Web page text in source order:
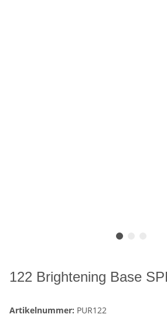
122 Brightening Base
Artikelnummer: PUR122